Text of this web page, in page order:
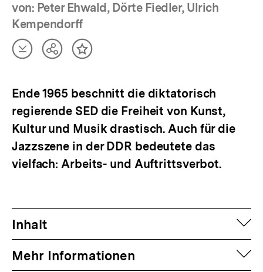
von: Peter Ehwald, Dörte Fiedler, Ulrich
Kempendorff
Artikel
herunterladen
TeilenInhalt
Ende 1965 beschnitt die diktatorisch
regierende SED die Freiheit von Kunst,
Kultur und Musik drastisch. Auch für die
Jazzszene in der DDR bedeutete das
vielfach: Arbeits- und Auftrittsverbot.
Inhalt
Mehr Informationen